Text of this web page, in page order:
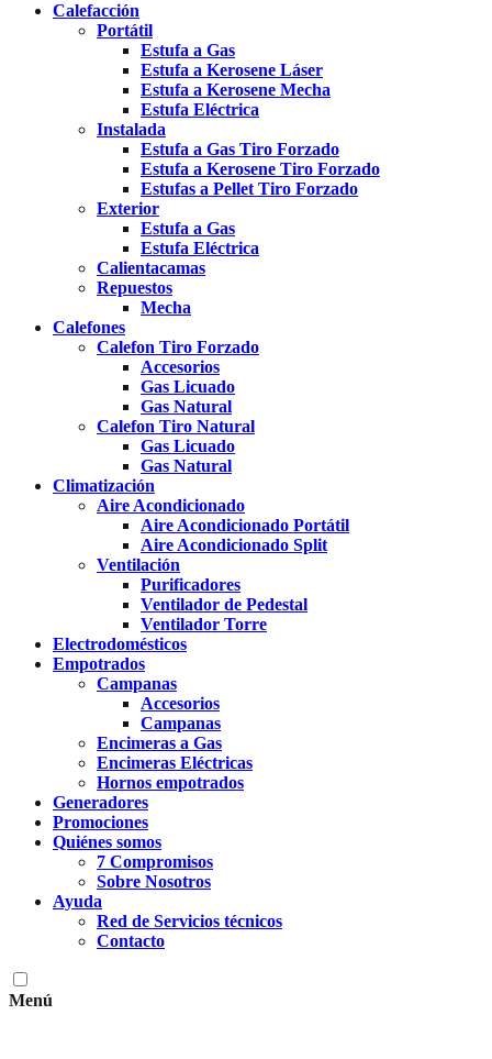
Calefacción
Portátil
Estufa a Gas
Estufa a Kerosene Láser
Estufa a Kerosene Mecha
Estufa Eléctrica
Instalada
Estufa a Gas Tiro Forzado
Estufa a Kerosene Tiro Forzado
Estufas a Pellet Tiro Forzado
Exterior
Estufa a Gas
Estufa Eléctrica
Calientacamas
Repuestos
Mecha
Calefones
Calefon Tiro Forzado
Accesorios
Gas Licuado
Gas Natural
Calefon Tiro Natural
Gas Licuado
Gas Natural
Climatización
Aire Acondicionado
Aire Acondicionado Portátil
Aire Acondicionado Split
Ventilación
Purificadores
Ventilador de Pedestal
Ventilador Torre
Electrodomésticos
Empotrados
Campanas
Accesorios
Campanas
Encimeras a Gas
Encimeras Eléctricas
Hornos empotrados
Generadores
Promociones
Quiénes somos
7 Compromisos
Sobre Nosotros
Ayuda
Red de Servicios técnicos
Contacto
Menú